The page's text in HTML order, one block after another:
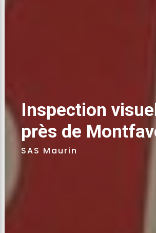
Inspection
près de
SAS Maurin